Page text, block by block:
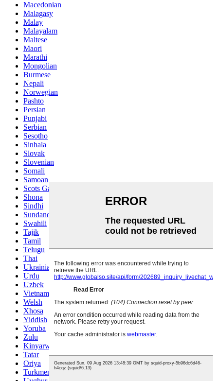
Macedonian
Malagasy
Malay
Malayalam
Maltese
Maori
Marathi
Mongolian
Burmese
Nepali
Norwegian
Pashto
Persian
Punjabi
Serbian
Sesotho
Sinhala
Slovak
Slovenian
Somali
Samoan
Scots Gaelic
Shona
Sindhi
Sundanese
Swahili
Tajik
Tamil
Telugu
Thai
Ukrainian
Urdu
Uzbek
Vietnamese
Welsh
Xhosa
Yiddish
Yoruba
Zulu
Kinyarwanda
Tatar
Oriya
Turkmen